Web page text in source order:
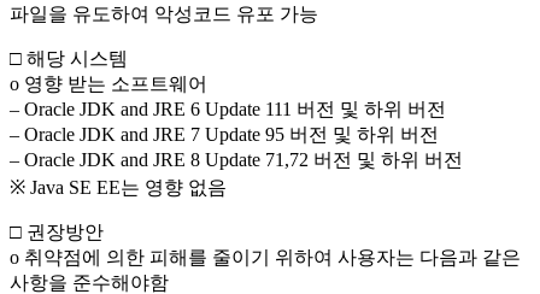
파일을 유도하여 악성코드 유포 가능
□ 해당 시스템
o 영향 받는 소프트웨어
– Oracle JDK and JRE 6 Update 111 버전 및 하위 버전
– Oracle JDK and JRE 7 Update 95 버전 및 하위 버전
– Oracle JDK and JRE 8 Update 71,72 버전 및 하위 버전
※ Java SE EE는 영향 없음
□ 권장방안
o 취약점에 의한 피해를 줄이기 위하여 사용자는 다음과 같은
사항을 준수해야함